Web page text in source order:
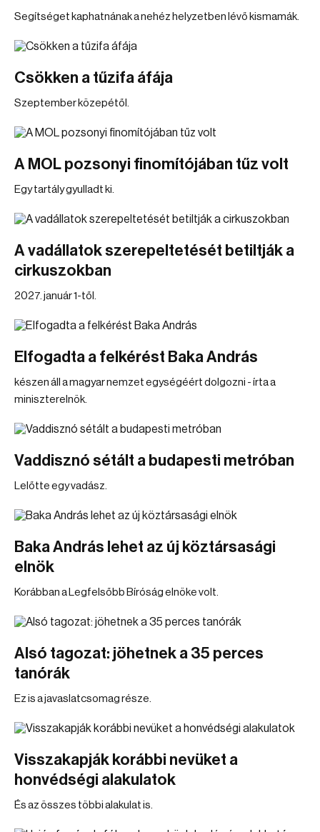
Segítséget kaphatnának a nehéz helyzetben lévő kismamák.
Csökken a tűzifa áfája
Szeptember közepétől.
A MOL pozsonyi finomítójában tűz volt
Egy tartály gyulladt ki.
A vadállatok szerepeltetését betiltják a
cirkuszokban
2027. január 1-től.
Elfogadta a felkérést Baka András
készen áll a magyar nemzet egységéért dolgozni - írta a
miniszterelnök.
Vaddisznó sétált a budapesti metróban
Lelőtte egy vadász.
Baka András lehet az új köztársasági
elnök
Korábban a Legfelsőbb Bíróság elnöke volt.
Alsó tagozat: jöhetnek a 35 perces
tanórák
Ez is a javaslatcsomag része.
Visszakapják korábbi nevüket a
honvédségi alakulatok
És az összes többi alakulat is.